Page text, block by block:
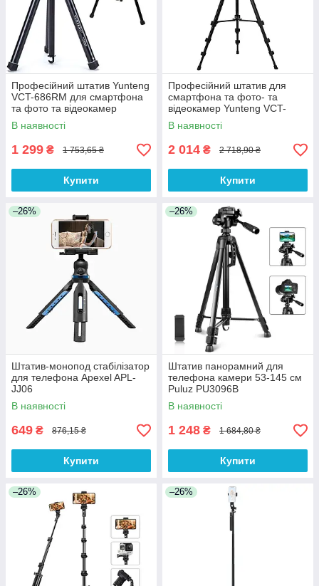
Професійний штатив Yunteng
VCT-686RM для смартфона
та фото та відеокамер
В наявності
1 299 ₴ 1 753,65 ₴
Купити
Професійний штатив для
смартфона та фото- та
відеокамер Yunteng VCT-
618N від 54 до 183 см
В наявності
2 014 ₴ 2 718,90 ₴
Купити
–26%
Штатив-монопод стабілізатор
для телефона Apexel APL-
JJ06
В наявності
649 ₴ 876,15 ₴
Купити
–26%
Штатив панорамний для
телефона камери 53-145 см
Puluz PU3096B
В наявності
1 248 ₴ 1 684,80 ₴
Купити
–26% –26%